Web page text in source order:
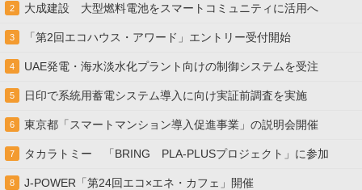
2 大成建設 大型燃料電池をスマートコミュニティに活用へ
3 「第2回エコハウス・アワード」エントリー受付開始
4 UAE発電・海水淡水化プラント向けの制御システムを受注
5 日印で系統用蓄電システム導入に向け実証前調査を実施
6 東京都「スマートマンション導入促進事業」の説明会開催
7 タカラトミー 「BRING PLA-PLUSプロジェクト」に参加
8 J-POWER「第24回エコ×エネ・カフェ」開催